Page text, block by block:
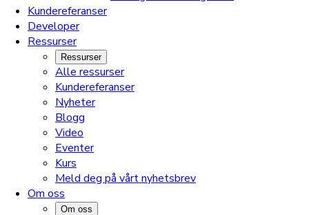
Kundereferanser
Developer
Ressurser
Ressurser
Alle ressurser
Kundereferanser
Nyheter
Blogg
Video
Eventer
Kurs
Meld deg på vårt nyhetsbrev
Om oss
Om oss